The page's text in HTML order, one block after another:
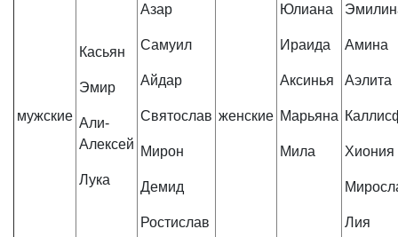
мужские
Касьян
Эмир
Али-
Алексей
Лука
Азар
Самуил
Айдар
Святослав
Мирон
Демид
Ростислав
женские
Юлиана
Ираида
Аксинья
Марьяна
Мила
Амина
Аэлита
Хиония
Лия